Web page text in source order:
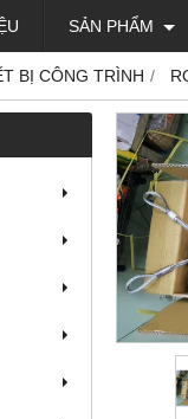
SẢN PHẨM
BỊ CÔNG TRÌNH